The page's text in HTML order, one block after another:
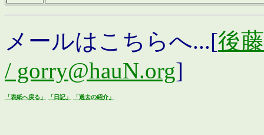
メールはこちらへ...[後
/ gorry@hauN.org]
「表紙へ戻る」 「日記」 「過去の紹介」